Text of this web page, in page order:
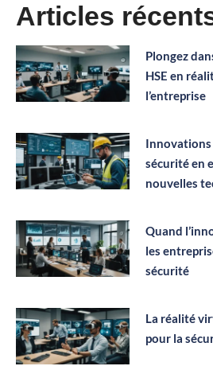
Articles
Plongez
HSE en
l’entreprise
Innovations
sécurité en
nouvelles
Quand
les
sécurité
La réalité
pour la